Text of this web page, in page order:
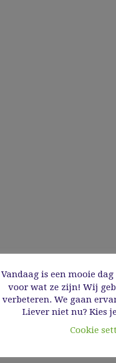
Vandaag is een mooie
voor wat ze zijn! Wij
verbeteren. We gaan
Liever niet nu? Kies
Cookie